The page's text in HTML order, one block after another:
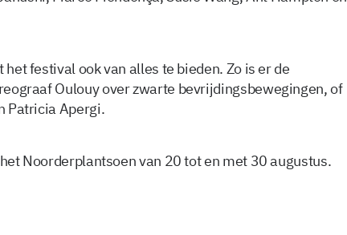
festival ook van alles te bieden. Zo is er de
Oulouy over zwarte bevrijdingsbewegingen, of
Patricia Apergi.
Noorderplantsoen van 20 tot en met 30 augustus.